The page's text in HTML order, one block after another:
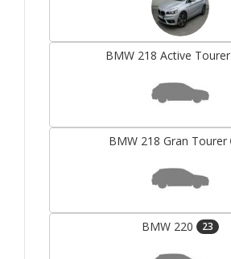
BMW 218 Active Tourer
BMW 218 Gran Tourer
BMW 220 23